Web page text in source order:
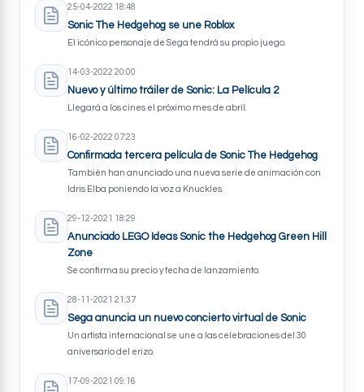
25-04-2022 18:48
Sonic The Hedgehog se une Roblox
El icónico personaje de Sega tendrá su propio juego.
14-03-2022 20:00
Nuevo y último tráiler de Sonic: La Película 2
Llegará a los cines el próximo mes de abril.
16-02-2022 07:23
Confirmada tercera película de Sonic The Hedgehog
También han anunciado una nueva serie de animación con
Idris Elba poniendo la voz a Knuckles.
29-12-2021 18:29
Anunciado LEGO Ideas Sonic the Hedgehog Green Hill
Zone
Se confirma su precio y fecha de lanzamiento.
28-11-2021 21:37
Sega anuncia un nuevo concierto virtual de Sonic
Un artista internacional se une a las celebraciones del 30
aniversario del erizo.
17-09-2021 09:16